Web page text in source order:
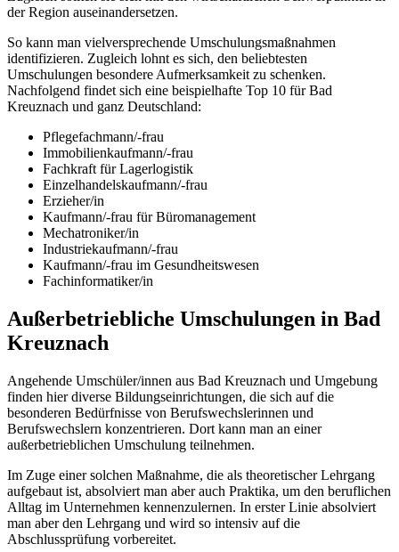
der Region auseinandersetzen.
So kann man vielversprechende Umschulungsmaßnahmen
identifizieren. Zugleich lohnt es sich, den beliebtesten
Umschulungen besondere Aufmerksamkeit zu schenken.
Nachfolgend findet sich eine beispielhafte Top 10 für Bad
Kreuznach und ganz Deutschland:
Pflegefachmann/-frau
Immobilienkaufmann/-frau
Fachkraft für Lagerlogistik
Einzelhandelskaufmann/-frau
Erzieher/in
Kaufmann/-frau für Büromanagement
Mechatroniker/in
Industriekaufmann/-frau
Kaufmann/-frau im Gesundheitswesen
Fachinformatiker/in
Außerbetriebliche Umschulungen in Bad
Kreuznach
Angehende Umschüler/innen aus Bad Kreuznach und Umgebung
finden hier diverse Bildungseinrichtungen, die sich auf die
besonderen Bedürfnisse von Berufswechslerinnen und
Berufswechslern konzentrieren. Dort kann man an einer
außerbetrieblichen Umschulung teilnehmen.
Im Zuge einer solchen Maßnahme, die als theoretischer Lehrgang
aufgebaut ist, absolviert man aber auch Praktika, um den beruflichen
Alltag im Unternehmen kennenzulernen. In erster Linie absolviert
man aber den Lehrgang und wird so intensiv auf die
Abschlussprüfung vorbereitet.